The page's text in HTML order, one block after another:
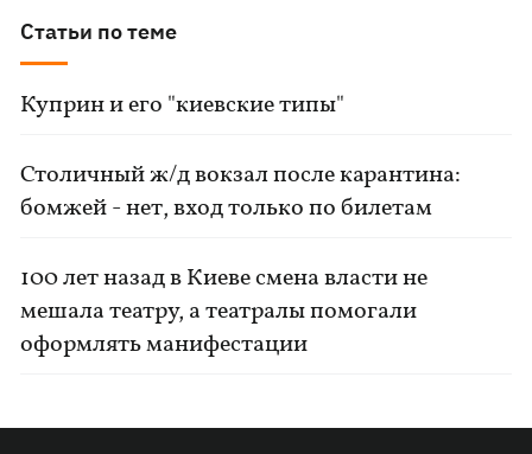
Статьи по теме
Куприн и его "киевские типы"
Столичный ж/д вокзал после карантина:
бомжей - нет, вход только по билетам
100 лет назад в Киеве смена власти не
мешала театру, а театралы помогали
оформлять манифестации